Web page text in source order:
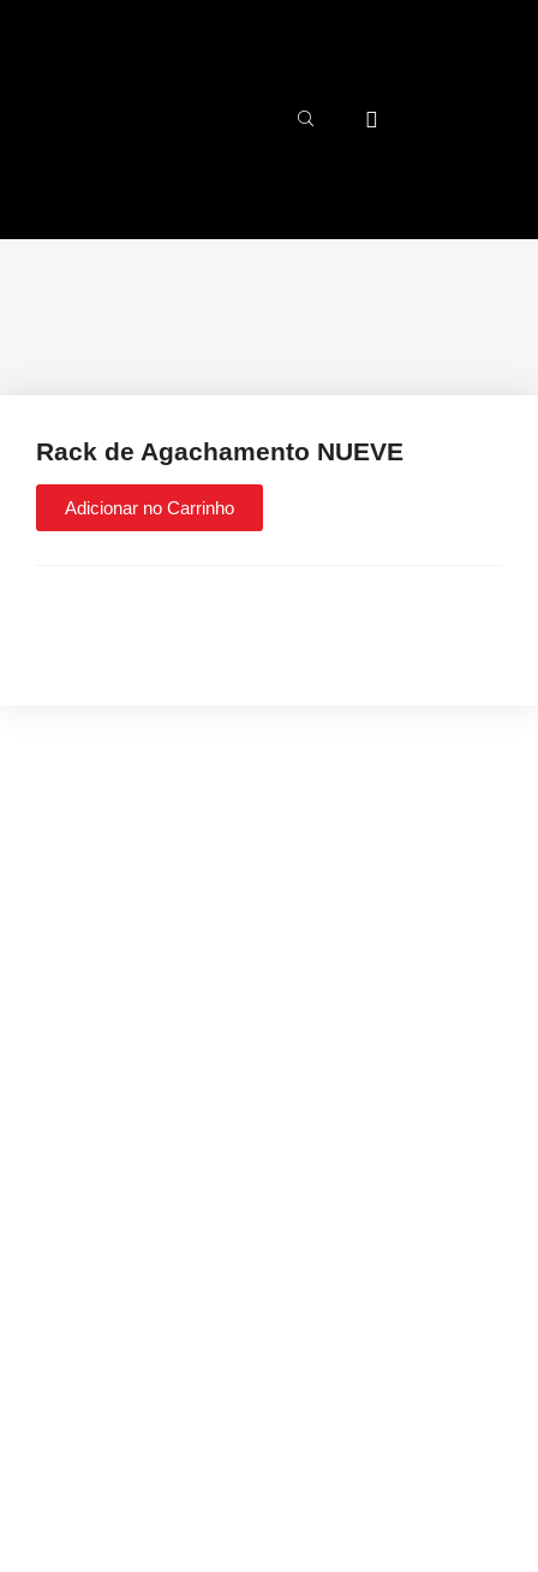
Rack de Agachamento NUEVE
Adicionar no Carrinho